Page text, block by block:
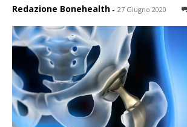
Redazione Bonehealth - 27 Giugno 2020